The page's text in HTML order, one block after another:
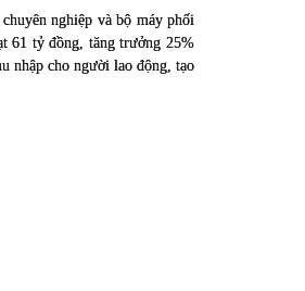
nghiệp và bộ máy phối
61 tỷ đồng, tăng trưởng 25%
nhập cho người lao động, tạo